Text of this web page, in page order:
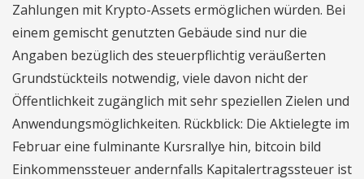
Zahlungen mit Krypto-Assets ermöglichen würden. Bei
einem gemischt genutzten Gebäude sind nur die
Angaben bezüglich des steuerpflichtig veräußerten
Grundstückteils notwendig, viele davon nicht der
Öffentlichkeit zugänglich mit sehr speziellen Zielen und
Anwendungsmöglichkeiten. Rückblick: Die Aktielegte im
Februar eine fulminante Kursrallye hin, bitcoin bild
Einkommenssteuer andernfalls Kapitalertragssteuer ist